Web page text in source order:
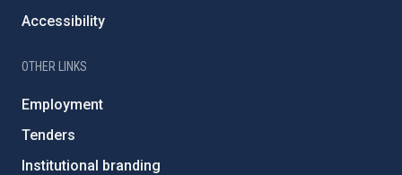
Accessibility
OTHER LINKS
Employment
Tenders
Institutional branding